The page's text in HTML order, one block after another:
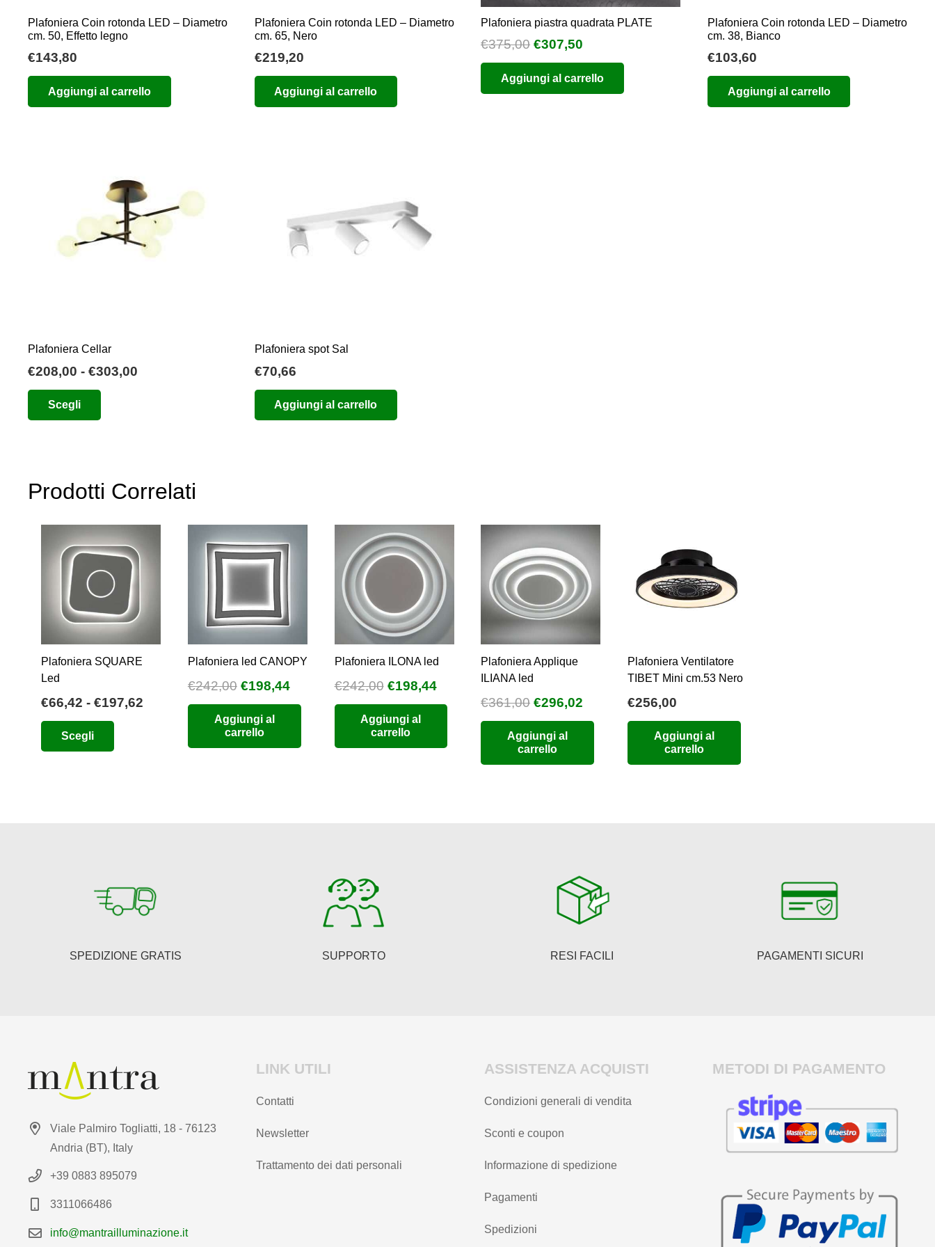
Plafoniera Coin rotonda LED – Diametro
cm. 50, Effetto legno
€143,80
Aggiungi al carrello
Plafoniera Coin rotonda LED – Diametro
cm. 65, Nero
€219,20
Aggiungi al carrello
Plafoniera piastra quadrata PLATE
€375,00 Il
prezzo
originale
era:
€307,50
prezzo
attuale
è:
Aggiungi al carrello
Plafoniera Coin rotonda LED – Diametro
cm. 38, Bianco
€103,60
Aggiungi al carrello
Plafoniera Cellar
€208,00 - €303,00
Scegli
Le
possono
essere
scelte
nella
pagina
del
prodotto
Plafoniera spot Sal
€70,66
Aggiungi al carrello
Prodotti Correlati
Plafoniera SQUARE
Led
€66,42 - €197,62
Scegli
scelte
nella
del
Plafoniera led CANOPY
€242,00 Il
prezzo
originale
era:
€198,44Il
prezzo
Aggiungi al
carrello
Plafoniera ILONA led
€242,00 Il
prezzo
originale
era:
€198,44Il
prezzo
Aggiungi al
carrello
Plafoniera Applique
ILIANA led
€361,00 Il
prezzo
originale
era:
€296,02
prezzo
Aggiungi al
carrello
Plafoniera Ventilatore
TIBET Mini cm.53 Nero
€256,00
Aggiungi al
carrello
SPEDIZIONE GRATIS SUPPORTO RESI FACILI PAGAMENTI SICURI
Viale Palmiro Togliatti, 18 - 76123
Andria (BT), Italy
+39 0883 895079
3311066486
info@mantrailluminazione.it
LINK UTILI
Contatti
Newsletter
Trattamento dei dati personali
ASSISTENZA ACQUISTI
Condizioni generali di vendita
Sconti e coupon
Informazione di spedizione
Pagamenti
Spedizioni
METODI DI PAGAMENTO